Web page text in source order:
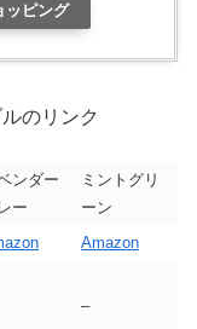
ッピング
のリンク
ンダー
ー
ミントグリ
ーン
Amazon
–